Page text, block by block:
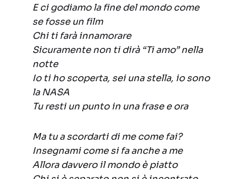
E ci godiamo la fine del mondo come
se fosse un film
Chi ti farà innamorare
Sicuramente non ti dirà “Ti amo” nella
notte
Io ti ho scoperta, sei una stella, io sono
la NASA
Tu resti un punto in una frase e ora
Ma tu a scordarti di me come fai?
Insegnami come si fa anche a me
Allora davvero il mondo è piatto